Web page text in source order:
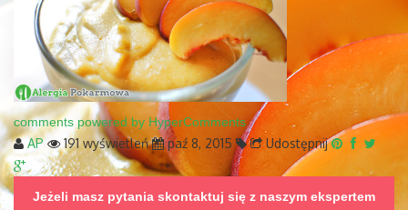
comments powered by HyperComments
AP 191 wyświetleń paź 8, 2015 Udostępnij
Jeżeli masz pytania skontaktuj się z naszym ekspertem